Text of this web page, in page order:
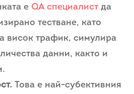
е QA специалист да
тестване, като
висок трафик, симулира
данни, както и
Това е най-субективния